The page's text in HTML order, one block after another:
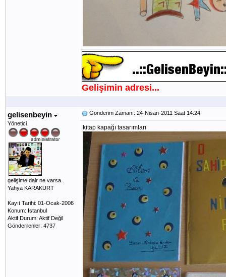
Gelişimin adresi...
gelisenbeyin
Yönetici
gelişime dair ne varsa..
Yahya KARAKURT
Kayıt Tarihi: 01-Ocak-2006
Konum: Istanbul
Aktif Durum: Aktif Değil
Gönderilenler: 4737
Gönderim Zamanı: 24-Nisan-2011 Saat 14:24
kitap kapağı tasarımları